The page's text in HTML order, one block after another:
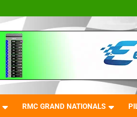
RMC GRAND NATIONALS